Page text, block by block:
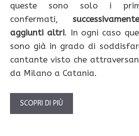
queste sono solo i
confermati,
aggiunti altri. In ogni caso
sono già in grado di
cantante visto che
da Milano a Catania.
SCOPRI DI PIÙ